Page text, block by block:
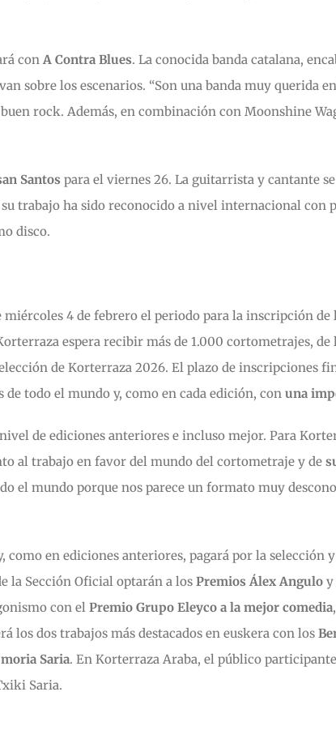
conA Contra Blues. La conocida banda catalana,
sobre los escenarios. “Son una banda muy querida
rock. Además, en combinación con Moonshine
Santos para el viernes 26. La guitarrista y cantante
trabajo ha sido reconocido a nivel internacional con
disco.
4 de febrero el periodo para la inscripción de
espera recibir más de 1.000 cortometrajes,
de Korterraza 2026. El plazo de inscripciones
todo el mundo y, como en cada edición, con una
de ediciones anteriores e incluso mejor. Para
al trabajo en favor del mundo del cortometraje y de
el mundo porque nos parece un formato muy
como en ediciones anteriores, pagará por la selección
la Sección Oficial optarán a los Premios Álex Angulo y
con el Premio Grupo Eleyco a la mejor comedia
los dos trabajos más destacados en euskera con los
Saria. En Korterraza Araba, el público
Saria.